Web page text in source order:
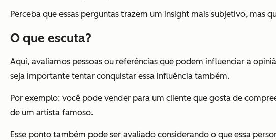
Perceba que essas perguntas trazem um insight mais subjetivo, mas
O que escuta?
Aqui, avaliamos pessoas ou referências que podem influenciar a
seja importante tentar conquistar essa influência também.
Por exemplo: você pode vender para um cliente que gosta de
de um artista famoso.
Esse ponto também pode ser avaliado considerando o que essa